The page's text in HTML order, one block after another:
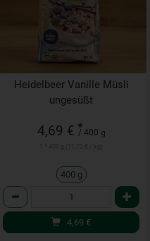
Heidelbeer Vanille Müsli
ungesüßt
4,69 € *
/ 400 g
400 g
Anzahl
4,69 €